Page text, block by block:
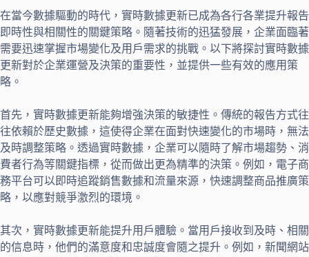
在當今數據驅動的時代，實時數據更新已成為各行各業提升報告
即時性與相關性的關鍵策略。隨著技術的迅猛發展，企業面臨著
需要迅速掌握市場變化及用戶需求的挑戰。以下將探討實時數據
更新對於企業運營及決策的重要性，並提供一些有效的應用策
略。
首先，實時數據更新能夠增強決策的敏捷性。傳統的報告方式往
往依賴於歷史數據，這使得企業在面對快速變化的市場時，無法
及時調整策略。透過實時數據，企業可以隨時了解市場趨勢、消
費者行為等關鍵指標，從而做出更為精準的決策。例如，電子商
務平台可以即時追蹤銷售數據和流量來源，快速調整商品推廣策
略，以應對競爭激烈的環境。
其次，實時數據更新能提升用戶體驗。當用戶接收到及時、相關
的信息時，他們的滿意度和忠誠度會隨之提升。例如，新聞網站